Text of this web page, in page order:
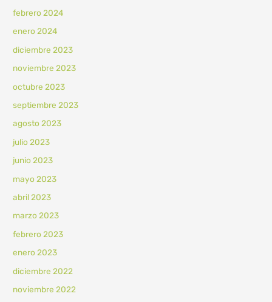
febrero 2024
enero 2024
diciembre 2023
noviembre 2023
octubre 2023
septiembre 2023
agosto 2023
julio 2023
junio 2023
mayo 2023
abril 2023
marzo 2023
febrero 2023
enero 2023
diciembre 2022
noviembre 2022